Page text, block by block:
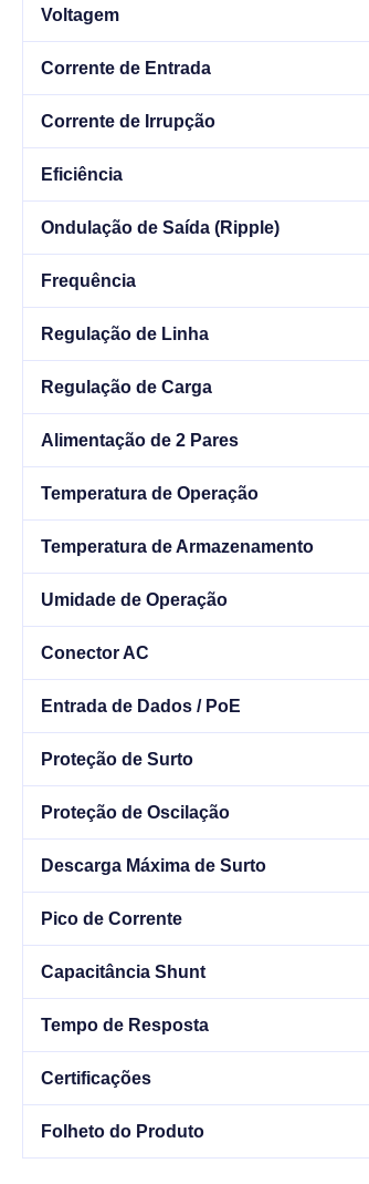
Voltagem
Corrente de Entrada
Corrente de Irrupção
Eficiência
Ondulação de Saída (Ripple)
Frequência
Regulação de Linha
Regulação de Carga
Alimentação de 2 Pares
Temperatura de Operação
Temperatura de Armazenamento
Umidade de Operação
Conector AC
Entrada de Dados / PoE
Proteção de Surto
Proteção de Oscilação
Descarga Máxima de Surto
Pico de Corrente
Capacitância Shunt
Tempo de Resposta
Certificações
Folheto do Produto